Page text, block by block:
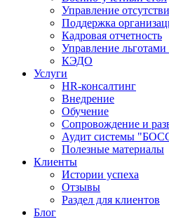
Управление
Поддержка
Кадровая отчетность
Управление
КЭДО
Услуги
HR-консалтинг
Внедрение
Обучение
Сопровождение и
Аудит системы
Полезные материалы
Клиенты
Истории успеха
Отзывы
Раздел для клиентов
Блог